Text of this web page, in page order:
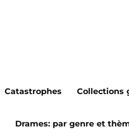
Catastrophes Collections
Drames: par genre et